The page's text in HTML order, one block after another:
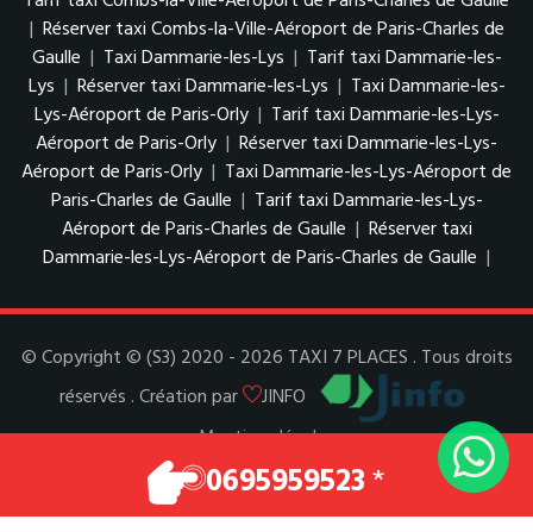
| Réserver taxi Combs-la-Ville-Aéroport de Paris-Charles de
Gaulle | Taxi Dammarie-les-Lys | Tarif taxi Dammarie-les-
Lys | Réserver taxi Dammarie-les-Lys | Taxi Dammarie-les-
Lys-Aéroport de Paris-Orly | Tarif taxi Dammarie-les-Lys-
Aéroport de Paris-Orly | Réserver taxi Dammarie-les-Lys-
Aéroport de Paris-Orly | Taxi Dammarie-les-Lys-Aéroport de
Paris-Charles de Gaulle | Tarif taxi Dammarie-les-Lys-
Aéroport de Paris-Charles de Gaulle | Réserver taxi
Dammarie-les-Lys-Aéroport de Paris-Charles de Gaulle |
© Copyright © (S3) 2020 - 2026 TAXI 7 PLACES . Tous droits
réservés . Création par
JINFO
Mentions légales
Espace Pro
0695959523*